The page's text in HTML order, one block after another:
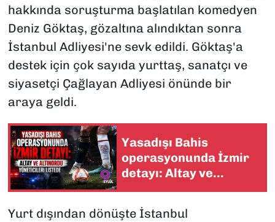
hakkında soruşturma başlatılan komedyen
Deniz Göktaş, gözaltına alındıktan sonra
İstanbul Adliyesi'ne sevk edildi. Göktaş'a
destek için çok sayıda yurttaş, sanatçı ve
siyasetçi Çağlayan Adliyesi önünde bir
araya geldi.
Yasadışı Bahis
operasyonunda İzmir
detayı: Altay ve
listede
Yurt dışından dönüşte İstanbul